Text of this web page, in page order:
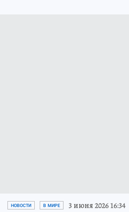
НОВОСТИ В МИРЕ 3 июня 2026 16:34